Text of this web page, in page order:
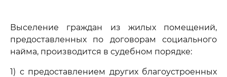
Выселение граждан из жилых помещений,
предоставленных по договорам социального
найма, производится в судебном порядке:
1) с предоставлением других благоустроенных